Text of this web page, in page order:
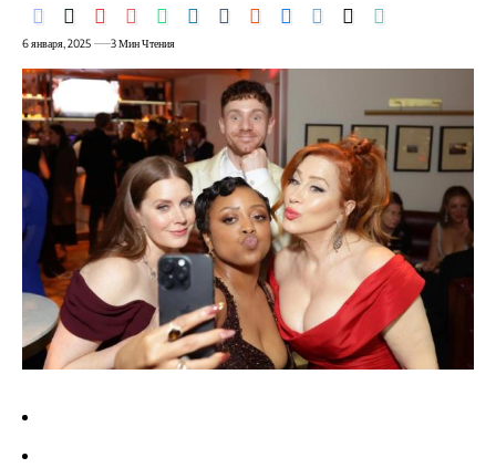
6 января, 2025 3 Мин Чтения